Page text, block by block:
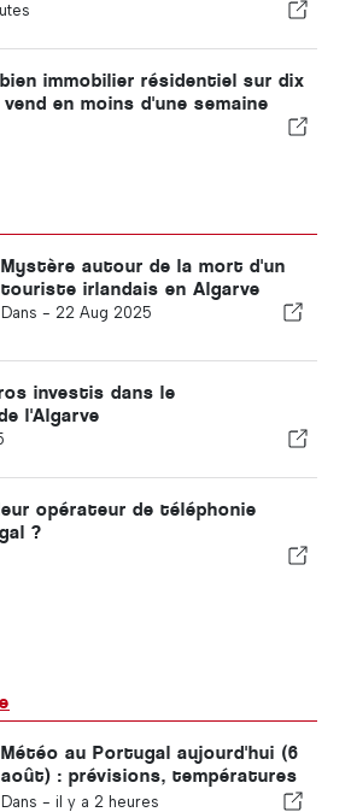
en raison de la crise de Ceuta
immobilier résidentiel sur dix
en moins d'une semaine
Mystère autour de la mort d'un
touriste irlandais en Algarve
Dans - 22 Aug 2025
investis dans le
l'Algarve
opérateur de téléphonie
?
Météo au Portugal aujourd'hui (6
août) : prévisions, températures
et à quoi s'attendre
Dans - il y a 2 heures